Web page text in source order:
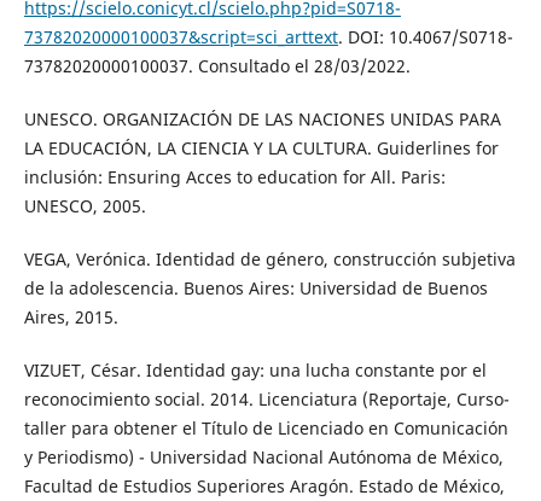
https://scielo.conicyt.cl/scielo.php?pid=S0718-
73782020000100037&script=sci_arttext. DOI: 10.4067/S0718-
73782020000100037. Consultado el 28/03/2022.
UNESCO. ORGANIZACIÓN DE LAS NACIONES UNIDAS PARA
LA EDUCACIÓN, LA CIENCIA Y LA CULTURA. Guiderlines for
inclusión: Ensuring Acces to education for All. Paris:
UNESCO, 2005.
VEGA, Verónica. Identidad de género, construcción subjetiva
de la adolescencia. Buenos Aires: Universidad de Buenos
Aires, 2015.
VIZUET, César. Identidad gay: una lucha constante por el
reconocimiento social. 2014. Licenciatura (Reportaje, Curso-
taller para obtener el Título de Licenciado en Comunicación
y Periodismo) - Universidad Nacional Autónoma de México,
Facultad de Estudios Superiores Aragón. Estado de México,